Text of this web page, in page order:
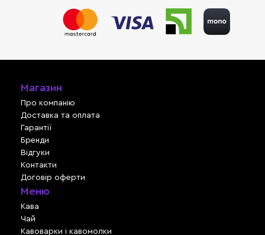
Магазин
Про компанію
Доставка та оплата
Гарантії
Бренди
Відгуки
Контакти
Договір оферти
Меню
Кава
Чай
Кавоварки і кавомолки